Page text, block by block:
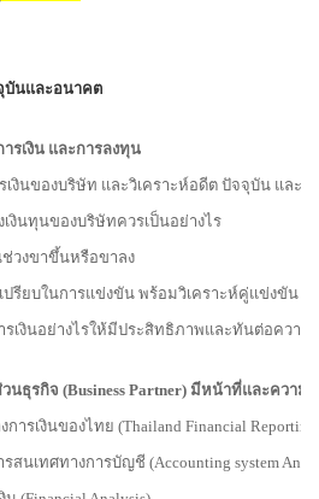
บันและอนาคต
รเงิน และการลงทุน
เงินของบริษัท และวิเคราะห์อดีต ปัจจุบัน และอ
เงินทุนของบริษัทควรเป็นอย่างไร
วงขาขึ้นหรือขาลง
ปรียบในการแข่งขัน พร้อมวิเคราะห์คู่แข่งขัน
รเงินอย่างไรให้มีประสิทธิภาพและทันต่อความ
นธุรกิจ (Business Partner) มีหน้าที่และควา
ารเงินของไทย (Thailand Financial Reporting
สนเทศทางการบัญชี (Accounting system